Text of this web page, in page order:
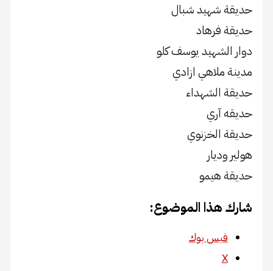
حديقة شهيد شبال
حديقة فرهاد
دوار الشهيد يوسف كلو
مدينة ملاهي ازادي
حديقة الشهداء
حديقه آري
حديقة الخزنوي
هولير وديار
حديقة هيمو
شارك هذا الموضوع:
فيس بوك
X